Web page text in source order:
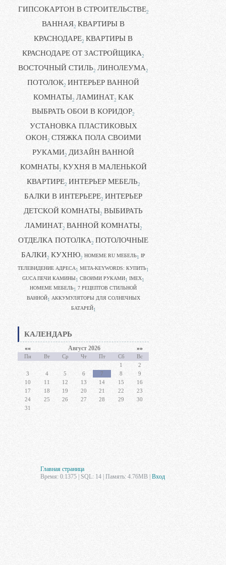
ГИПСОКАРТОН В СТРОИТЕЛЬСТВЕ2
ВАННАЯ2 КВАРТИРЫ В
КРАСНОДАРЕ2 КВАРТИРЫ В
КРАСНОДАРЕ ОТ ЗАСТРОЙЩИКА2
ВОСТОЧНЫЙ СТИЛЬ2 ЛИНОЛЕУМА2
ПОТОЛОК2 ИНТЕРЬЕР ВАННОЙ
КОМНАТЫ2 ЛАМИНАТ2 КАК
ВЫБРАТЬ ОБОИ В КОРИДОР2
УСТАНОВКА ПЛАСТИКОВЫХ
ОКОН2 СТЯЖКА ПОЛА СВОИМИ
РУКАМИ2 ДИЗАЙН ВАННОЙ
КОМНАТЫ2 КУХНЯ В МАЛЕНЬКОЙ
КВАРТИРЕ2 ИНТЕРЬЕР МЕБЕЛЬ2
БАЛКИ В ИНТЕРЬЕРЕ2 ИНТЕРЬЕР
ДЕТСКОЙ КОМНАТЫ2 ВЫБИРАТЬ
ЛАМИНАТ2 ВАННОЙ КОМНАТЫ2
ОТДЕЛКА ПОТОЛКА2 ПОТОЛОЧНЫЕ
БАЛКИ2 КУХНЮ2 HOMEME RU МЕБЕЛЬ1 IP
ТЕЛЕВИДЕНИЕ АДРЕСА 1 META-KEYWORDS: КУПИТЬ1
GUCA ПЕЧИ КАМИНЫ1 CВОИМИ РУКАМИ1 IMEX1
HOMEME МЕБЕЛЬ1 7 РЕЦЕПТОВ СТИЛЬНОЙ
ВАННОЙ1 АККУМУЛЯТОРЫ ДЛЯ СОЛНЕЧНЫХ
БАТАРЕЙ1
КАЛЕНДАРЬ
«« Август 2026 »»
Пн Вт Ср Чт Пт Сб
Вс
1
2
3
4 5 6 7 8
9
10
11 12 13 14 15
16
17
18 19 20 21 22
23
24
25 26 27 28 29
30
31
Главная страница
Время: 0.1375 | SQL: 14 | Память: 4.76MB Вход